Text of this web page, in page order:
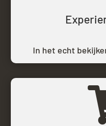
In het echt